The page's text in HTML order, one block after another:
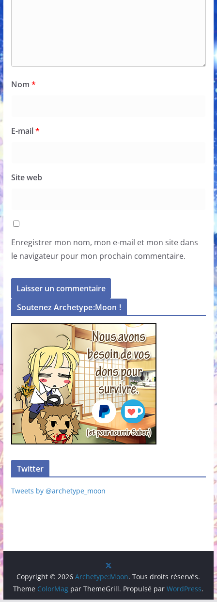
Nom *
E-mail*
Site web
Enregistrer mon nom, mon e-mail et mon site dans
le navigateur pour mon prochain commentaire.
Soutenez Archetype:Moon !
Twitter
Tweets by @archetype_moon
Copyright © 2026Archetype:Moon. Tous droits réservés.
Theme ColorMag par ThemeGrill. Propulsé parWordPress.